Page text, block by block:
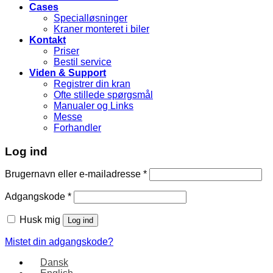
Cases
Specialløsninger
Kraner monteret i biler
Kontakt
Priser
Bestil service
Viden & Support
Registrer din kran
Ofte stillede spørgsmål
Manualer og Links
Messe
Forhandler
Log ind
Brugernavn eller e-mailadresse *
Adgangskode *
Husk mig Log ind
Mistet din adgangskode?
Dansk